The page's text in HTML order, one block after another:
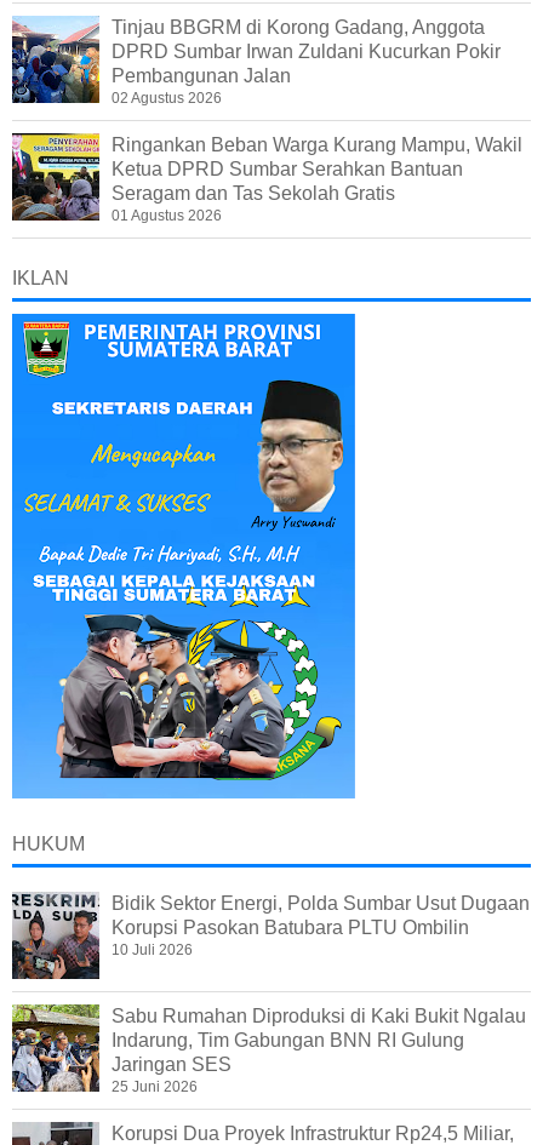
Tinjau BBGRM di Korong Gadang, Anggota
DPRD Sumbar Irwan Zuldani Kucurkan Pokir
Pembangunan Jalan
02 Agustus 2026
Ringankan Beban Warga Kurang Mampu, Wakil
Ketua DPRD Sumbar Serahkan Bantuan
Seragam dan Tas Sekolah Gratis
01 Agustus 2026
IKLAN
HUKUM
Bidik Sektor Energi, Polda Sumbar Usut Dugaan
Korupsi Pasokan Batubara PLTU Ombilin
10 Juli 2026
Sabu Rumahan Diproduksi di Kaki Bukit Ngalau
Indarung, Tim Gabungan BNN RI Gulung
Jaringan SES
25 Juni 2026
Korupsi Dua Proyek Infrastruktur Rp24,5 Miliar,